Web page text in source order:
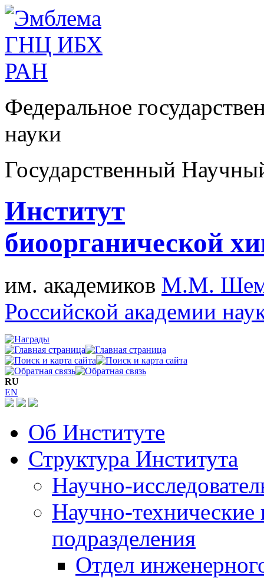
Федеральное
науки
Государственный
Институт
биоорганической
им. академиков М.М.
Российской академии
RU
EN
Об Институте
Структура Института
Научно-
Научно-технические
подразделения
Отдел